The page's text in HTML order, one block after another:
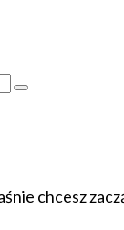
chcesz